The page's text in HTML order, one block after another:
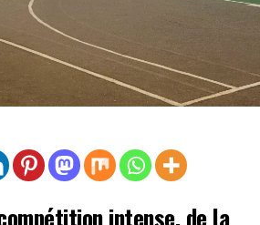
with the summit’s outcome
China’s commitment to common
prosperity.
with mounting conflicts,
protectionism and
Xi has chosen a series of major
by China to put forward his
intense, de la